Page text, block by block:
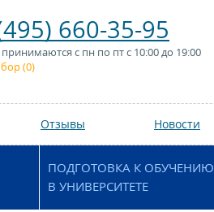
660-35-95
с пн по пт с 10:00 до 19:00
(0)
Отзывы Новости
ПОДГОТОВКА К ОБУЧЕНИЮ
В УНИВЕРСИТЕТЕ